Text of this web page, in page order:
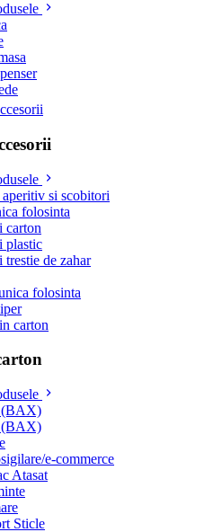
si scobitori
folosinta
carton
plastic
trestie de zahar
folosinta
carton
(BAX)
(BAX)
e-commerce
Atasat
Sticle